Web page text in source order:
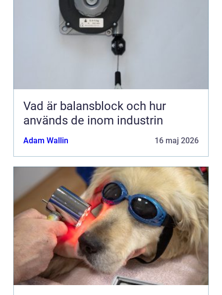
Vad är balansblock och hur
används de inom industrin
Adam Wallin 16 maj 2026